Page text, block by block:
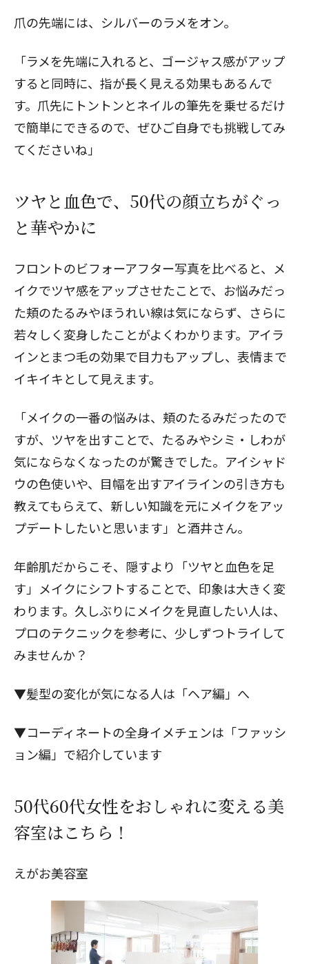
爪の先端には、シルバーのラメをオン。
「ラメを先端に入れると、ゴージャス感がアップ
すると同時に、指が長く見える効果もあるんで
す。爪先にトントンとネイルの筆先を乗せるだけ
で簡単にできるので、ぜひご自身でも挑戦してみ
てくださいね」
ツヤと血色で、50代の顔立ちがぐっ
と華やかに
フロントのビフォーアフター写真を比べると、メ
イクでツヤ感をアップさせたことで、お悩みだっ
た頬のたるみやほうれい線は気にならず、さらに
若々しく変身したことがよくわかります。アイラ
インとまつ毛の効果で目力もアップし、表情まで
イキイキとして見えます。
「メイクの一番の悩みは、頬のたるみだったので
すが、ツヤを出すことで、たるみやシミ・しわが
気にならなくなったのが驚きでした。アイシャド
ウの色使いや、目幅を出すアイラインの引き方も
教えてもらえて、新しい知識を元にメイクをアッ
プデートしたいと思います」と酒井さん。
年齢肌だからこそ、隠すより「ツヤと血色を足
す」メイクにシフトすることで、印象は大きく変
わります。久しぶりにメイクを見直したい人は、
プロのテクニックを参考に、少しずつトライして
みませんか？
▼髪型の変化が気になる人は「ヘア編」へ
▼コーディネートの全身イメチェンは「ファッシ
ョン編」で紹介しています
50代60代女性をおしゃれに変える美
容室はこちら！
えがお美容室